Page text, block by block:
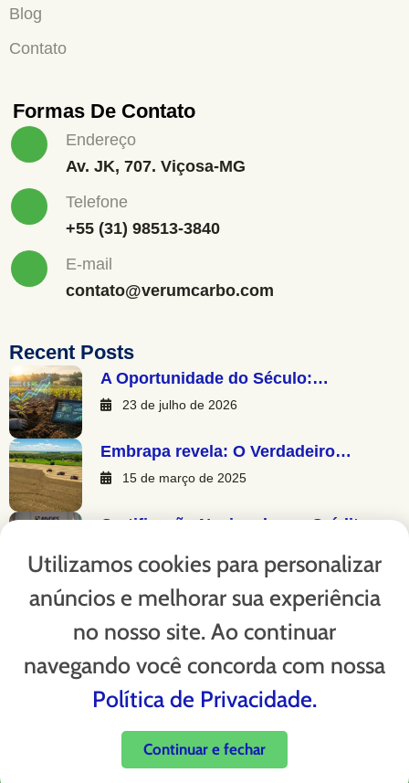
Blog
Contato
Formas De Contato
Endereço
Av. JK, 707. Viçosa-MG
Telefone
+55 (31) 98513-3840
E-mail
contato@verumcarbo.com
Recent Posts
A Oportunidade do Século:…
23 de julho de 2026
Embrapa revela: O Verdadeiro…
15 de março de 2025
Certificação Nacional para Créditos…
Copyright © 2023. Verum Carbo - Todos os direitos
Ética e Compliance
Termos e Condições de uso do Site
Utilizamos cookies para personalizar
anúncios e melhorar sua experiência
no nosso site. Ao continuar
navegando você concorda com nossa
Política de Privacidade.
Continuar e fechar